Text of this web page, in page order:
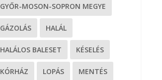
GYŐR-MOSON-SOPRON MEGYE
GÁZOLÁS HALÁL
HALÁLOS BALESET KÉSELÉS
KÓRHÁZ LOPÁS MENTÉS